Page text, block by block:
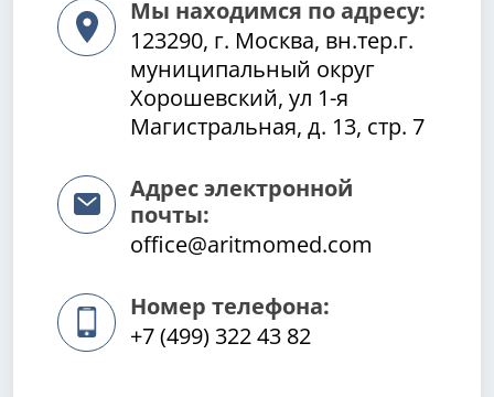
Мы находимся по адресу:
123290, г. Москва, вн.тер.г.
муниципальный округ
Хорошевский, ул 1-я
Магистральная, д. 13, стр. 7
Адрес электронной
почты:
office@aritmomed.com
Номер телефона:
+7 (499) 322 43 82